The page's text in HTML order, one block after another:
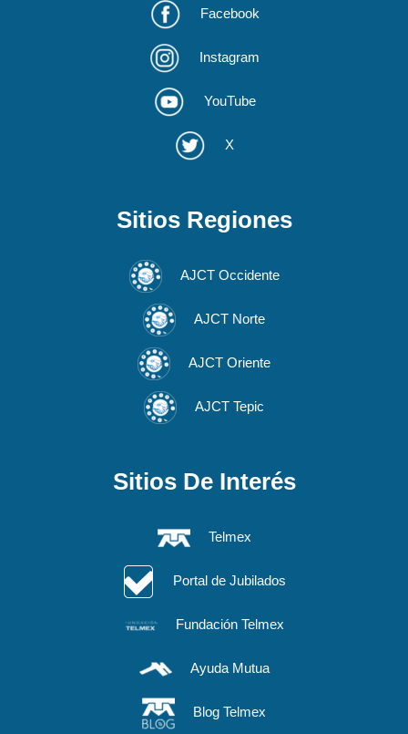
Facebook
Instagram
YouTube
X
Sitios Regiones
AJCT Occidente
AJCT Norte
AJCT Oriente
AJCT Tepic
Sitios De Interés
Telmex
Portal de Jubilados
Fundación Telmex
Ayuda Mutua
Blog Telmex